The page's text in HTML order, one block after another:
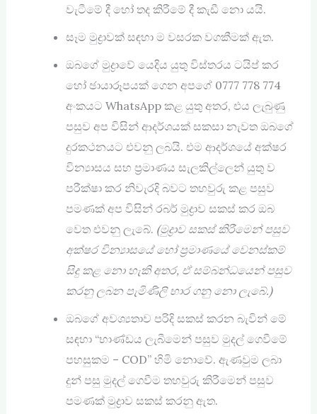
වැටීමේ දී හෝ තද කිරීමේ දී කැඩී නො යයි.
සෑම මුද්‍රාවක් සඳහා ම වසරක වගකීමක් ඇත.
ඔබගේ මුද්‍රාවේ යෙදිය යුතු විස්තරය ටයිප් කර
හෝ ඡායාරූපයක් ගෙන අපගේ 0777 778 774
අංකයට WhatsApp කළ යුතු අතර, එය ලැබුණු
පසුව අප විසින් ආදර්ශයක් සකසා නැවත ඔබගේ
දුරකථනයට එවනු ලබයි. එම ආදර්ශයේ අක්ෂර
වින්‍යාසය සහ ප්‍රමාණය සැලකිල්ලෙන් යුතු ව
පරීක්ෂා කර නිවැරදි බවට තහවුරු කළ පසුව
පමණක් අප විසින් රබර් මුද්‍රාව සකස් කර ඔබ
වෙත එවනු ලැබේ. (මුද්‍රාව සකස් කිරීමෙන් පසුව
අක්ෂර වින්‍යාසයේ හෝ ප්‍රමාණයේ වෙනස්කම්
සිදු කළ නො හැකි අතර, ඒ සම්බන්ධයෙන් පසුව
කරනු ලබන පැමිණිලි භාර ගනු නො ලැබේ.)
ඔබගේ අවශ්‍යතාව පරිදි සකස් කරන බැවින් මේ
සඳහා “භාණ්ඩය ලැබීමෙන් පසුව මුදල් ගෙවීමේ
පහසුකම – COD” හිමි නොවේ. ඇණවුම ලබා
දුන් පසු මුදල් ගෙවීම තහවුරු කිරීමෙන් පසුව
පමණක් මුද්‍රාව සකස් කරනු ඇත.